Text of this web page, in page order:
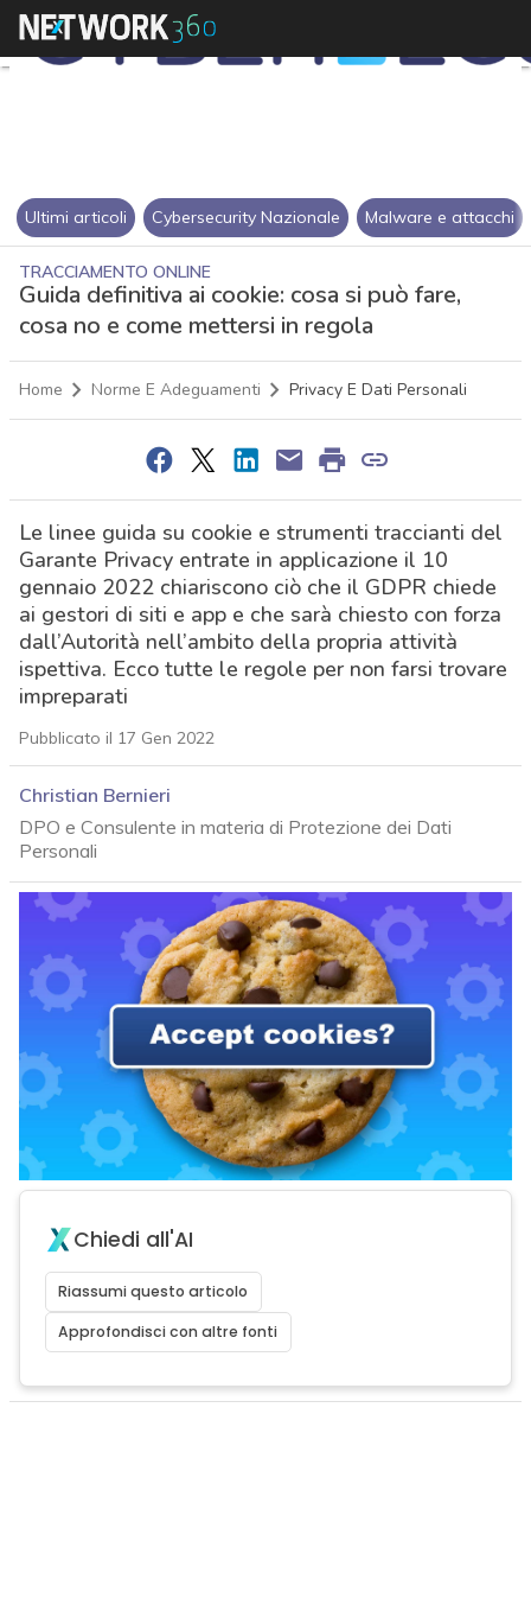
Ultimi articoli Cybersecurity Nazionale Malware e attacchi
TRACCIAMENTO ONLINE
Guida definitiva ai cookie: cosa si può fare,
cosa no e come mettersi in regola
Home Norme E Adeguamenti Privacy E Dati Personali
Le linee guida su cookie e strumenti traccianti del
Garante Privacy entrate in applicazione il 10
gennaio 2022 chiariscono ciò che il GDPR chiede
ai gestori di siti e app e che sarà chiesto con forza
dall’Autorità nell’ambito della propria attività
ispettiva. Ecco tutte le regole per non farsi trovare
impreparati
Pubblicato il 17 Gen 2022
Christian Bernieri
DPO e Consulente in materia di Protezione dei Dati
Personali
Chiedi all'AI
Riassumi questo articolo
Approfondisci con altre fonti